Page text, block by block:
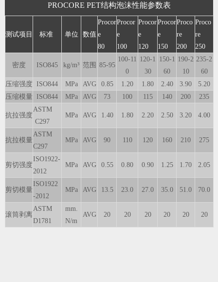
PROCORE PET结构泡沫性能参数表
测试项目 标准 单位 数值
Procor
e
80
Procor
e
100
Procor
e
120
Procor
e
150
Proco
re
200
Proco
re
250
密度 ISO845 kg/m³ 范围 85-95
100-11
0
120-1
30
150-1
60
190-2
10
235-2
60
压缩强度
ISO844 MPa AVG 0.85 1.20 1.80 2.40 3.90
5.20
压缩模量 ISO844 MPa AVG 73 100 115 140 200 235
抗拉强度
ASTM
C297
MPa AVG 1.40 1.80 2.20 2.50 3.20 4.00
抗拉模量
ASTM
C297
MPa AVG 90 110 120 160 210 275
剪切强度
ISO1922-
2012
MPa AVG 0.55 0.80 0.90 1.25 1.70 2.05
剪切模量
ISO1922
-2012
MPa AVG 13.5 23.0 27.0 35.0 51.0 70.0
滚筒剥离
ASTM
D1781
mm.
N/m
AVG 20 20 20 20 20 20